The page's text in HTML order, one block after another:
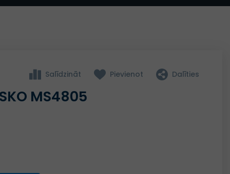
Salīdzināt Pievienot Dalīties
MS4805